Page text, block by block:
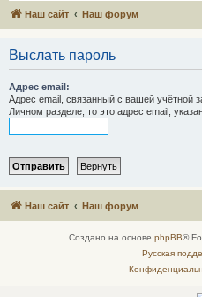
Наш сайт Наш форум
Выслать пароль
Адрес email:
Адрес email, связанный с вашей учётной
Личном разделе, то это адрес email,
Наш сайт Наш форум
Создано на основе phpBB®
Русская